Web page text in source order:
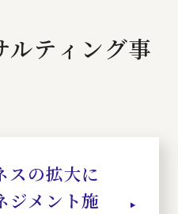
ティング事
スの拡大に
ジメント施